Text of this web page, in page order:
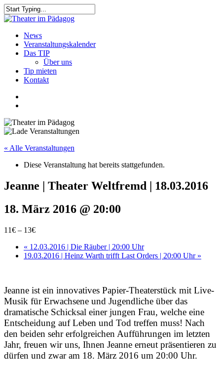
Skip
to
content
Close
search
Menu
News
Veranstaltungskalender
Das TIP
Über uns
Tip mieten
Kontakt
« Alle Veranstaltungen
Diese Veranstaltung hat bereits stattgefunden.
Jeanne | Theater Weltfremd | 18.03.2016
18. März 2016 @ 20:00
11€ – 13€
« 12.03.2016 | Die Räuber | 20:00 Uhr
19.03.2016 | Heinz Warth trifft Last Orders | 20:00 Uhr »
Jeanne ist ein innovatives Papier-Theaterstück mit Live-
Musik für Erwachsene und Jugendliche über das
dramatische Schicksal einer jungen Frau, welche eine
Entscheidung auf Leben und Tod treffen muss! Nach
den beiden sehr erfolgreichen Aufführungen im letzten
Jahr, freuen wir uns, Ihnen Jeanne erneut präsentieren zu
dürfen und zwar am 18. März 2016 um 20:00 Uhr.